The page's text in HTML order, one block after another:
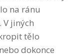
na ránu
V jiných
tělo
dokonce